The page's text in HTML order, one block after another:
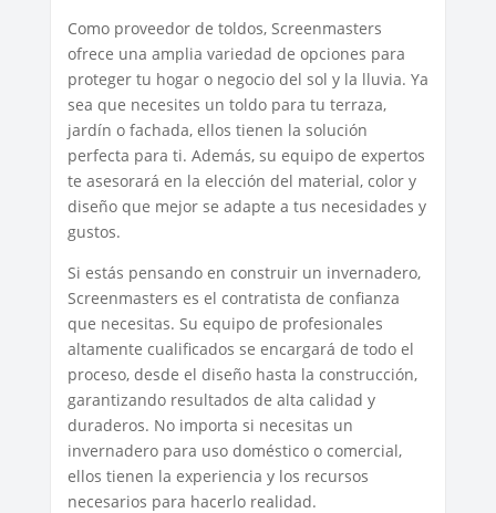
Como proveedor de toldos, Screenmasters
ofrece una amplia variedad de opciones para
proteger tu hogar o negocio del sol y la lluvia. Ya
sea que necesites un toldo para tu terraza,
jardín o fachada, ellos tienen la solución
perfecta para ti. Además, su equipo de expertos
te asesorará en la elección del material, color y
diseño que mejor se adapte a tus necesidades y
gustos.
Si estás pensando en construir un invernadero,
Screenmasters es el contratista de confianza
que necesitas. Su equipo de profesionales
altamente cualificados se encargará de todo el
proceso, desde el diseño hasta la construcción,
garantizando resultados de alta calidad y
duraderos. No importa si necesitas un
invernadero para uso doméstico o comercial,
ellos tienen la experiencia y los recursos
necesarios para hacerlo realidad.